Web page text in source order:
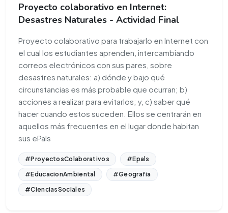
Proyecto colaborativo en Internet:
Desastres Naturales - Actividad Final
Proyecto colaborativo para trabajarlo en Internet con
el cual los estudiantes aprenden, intercambiando
correos electrónicos con sus pares, sobre
desastres naturales: a) dónde y bajo qué
circunstancias es más probable que ocurran; b)
acciones a realizar para evitarlos; y, c) saber qué
hacer cuando estos suceden. Ellos se centrarán en
aquellos más frecuentes en el lugar donde habitan
sus ePals
#ProyectosColaborativos
#Epals
#EducacionAmbiental
#Geografia
#CienciasSociales